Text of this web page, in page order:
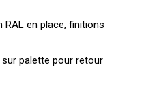
en place, finitions
palette pour retour